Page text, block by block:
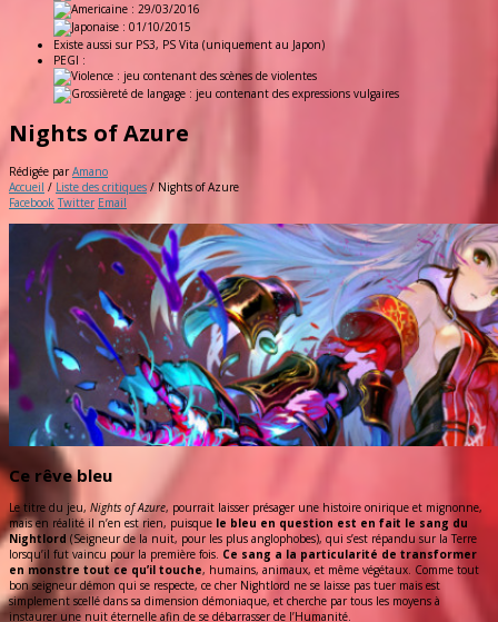
: 29/03/2016
: 01/10/2015
Existe aussi sur PS3, PS Vita (uniquement au Japon)
PEGI :
Nights of Azure
Rédigée parAmano
Accueil / Liste des critiques / Nights of Azure
Facebook Twitter Email
Ce rêve bleu
Le titre du jeu, Nights of Azure, pourrait laisser présager une histoire onirique et mignonne,
mais en réalité il n’en est rien, puisque le bleu en question est en fait le sang du
Nightlord (Seigneur de la nuit, pour les plus anglophobes), qui s’est répandu sur la Terre
lorsqu’il fut vaincu pour la première fois. Ce sang a la particularité de transformer
en monstre tout ce qu’il touche, humains, animaux, et même végétaux. Comme tout
bon seigneur démon qui se respecte, ce cher Nightlord ne se laisse pas tuer mais est
simplement scellé dans sa dimension démoniaque, et cherche par tous les moyens à
instaurer une nuit éternelle afin de se débarrasser de l’Humanité.